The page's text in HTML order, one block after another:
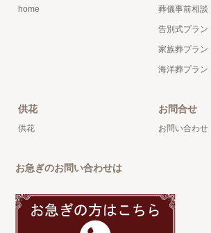
home 葬儀事前相談
告別式プラン
家族葬プラン
海洋葬プラン
供花
供花
お問合せ
お問い合わせ
お急ぎのお問い合わせは